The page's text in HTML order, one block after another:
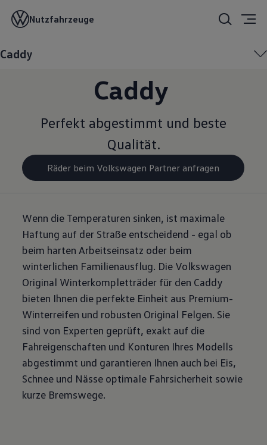
Nutzfahrzeuge
Caddy
Winter­komplett
räder für den VW
Caddy
Perfekt abgestimmt und beste
Qualität.
Räder beim Volkswagen Partner anfragen
Wenn die Temperaturen sinken, ist maximale
Haftung auf der Straße entscheidend - egal ob
beim harten Arbeitseinsatz oder beim
winterlichen Familienausflug. Die Volkswagen
Original Winterkompletträder für den Caddy
bieten Ihnen die perfekte Einheit aus Premium-
Winterreifen und robusten Original Felgen. Sie
sind von Experten geprüft, exakt auf die
Fahreigenschaften und Konturen Ihres Modells
abgestimmt und garantieren Ihnen auch bei Eis,
Schnee und Nässe optimale Fahrsicherheit sowie
kurze Bremswege.